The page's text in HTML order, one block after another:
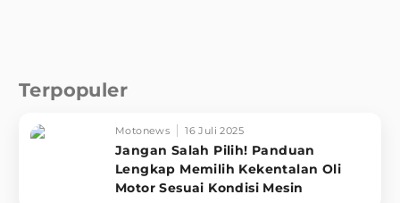
Terpopuler
Motonews 16 Juli 2025
Jangan Salah Pilih! Panduan
Lengkap Memilih Kekentalan Oli
Motor Sesuai Kondisi Mesin